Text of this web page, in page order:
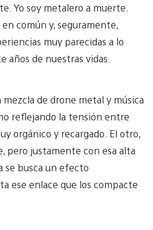
Yo soy metalero a muerte.
común y, seguramente,
muy parecidas a lo
años de nuestras vidas.
de drone metal y música
reflejando la tensión entre
orgánico y recargado. El otro,
pero justamente con esa alta
se busca un efecto
ese enlace que los compacte